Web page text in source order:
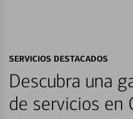
SERVICIOS DESTACADOS
Descubra una
de servicios en